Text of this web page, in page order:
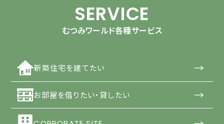
SERVICE
むつみワールド各種サービス
新築住宅を建てたい →
お部屋を借りたい・貸したい →